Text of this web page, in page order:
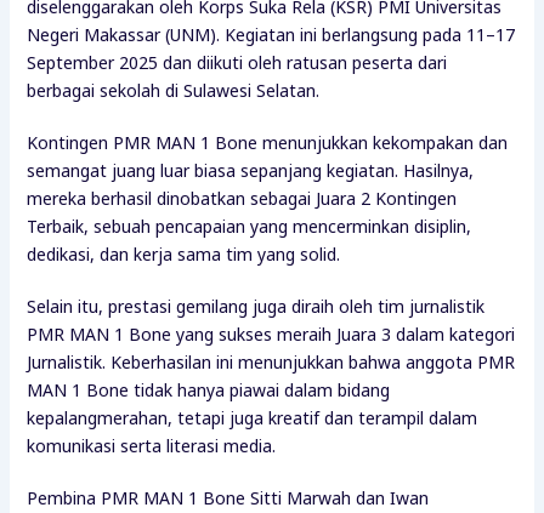
diselenggarakan oleh Korps Suka Rela (KSR) PMI Universitas
Negeri Makassar (UNM). Kegiatan ini berlangsung pada 11–17
September 2025 dan diikuti oleh ratusan peserta dari
berbagai sekolah di Sulawesi Selatan.
Kontingen PMR MAN 1 Bone menunjukkan kekompakan dan
semangat juang luar biasa sepanjang kegiatan. Hasilnya,
mereka berhasil dinobatkan sebagai Juara 2 Kontingen
Terbaik, sebuah pencapaian yang mencerminkan disiplin,
dedikasi, dan kerja sama tim yang solid.
Selain itu, prestasi gemilang juga diraih oleh tim jurnalistik
PMR MAN 1 Bone yang sukses meraih Juara 3 dalam kategori
Jurnalistik. Keberhasilan ini menunjukkan bahwa anggota PMR
MAN 1 Bone tidak hanya piawai dalam bidang
kepalangmerahan, tetapi juga kreatif dan terampil dalam
komunikasi serta literasi media.
Pembina PMR MAN 1 Bone Sitti Marwah dan Iwan